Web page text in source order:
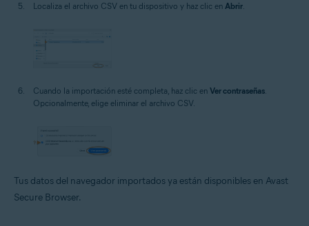
Localiza el archivo CSV en tu dispositivo y haz clic en Abrir.
Cuando la importación esté completa, haz clic en Ver contraseñas.
Opcionalmente, elige eliminar el archivo CSV.
Tus datos del navegador importados ya están disponibles en Avast
Secure Browser.